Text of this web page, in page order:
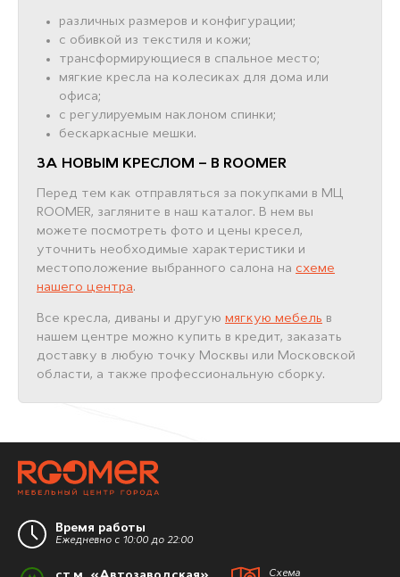
различных размеров и конфигурации;
с обивкой из текстиля и кожи;
трансформирующиеся в спальное место;
мягкие кресла на колесиках для дома или
офиса;
с регулируемым наклоном спинки;
бескаркасные мешки.
ЗА НОВЫМ КРЕСЛОМ – В ROOMER
Перед тем как отправляться за покупками в МЦ
ROOMER, загляните в наш каталог. В нем вы
можете посмотреть фото и цены кресел,
уточнить необходимые характеристики и
местоположение выбранного салона на схеме
нашего центра.
Все кресла, диваны и другую мягкую мебель в
нашем центре можно купить в кредит, заказать
доставку в любую точку Москвы или Московской
области, а также профессиональную сборку.
Время работы
Ежедневно с 10:00 до 22:00
Схема